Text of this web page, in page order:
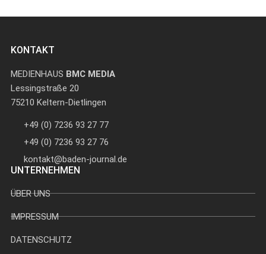
KONTAKT
MEDIENHAUS BMC MEDIA
Lessingstraße 20
75210 Keltern-Dietlingen
+49 (0) 7236 93 27 77
+49 (0) 7236 93 27 76
kontakt@baden-journal.de
UNTERNEHMEN
ÜBER UNS
IMPRESSUM
DATENSCHUTZ